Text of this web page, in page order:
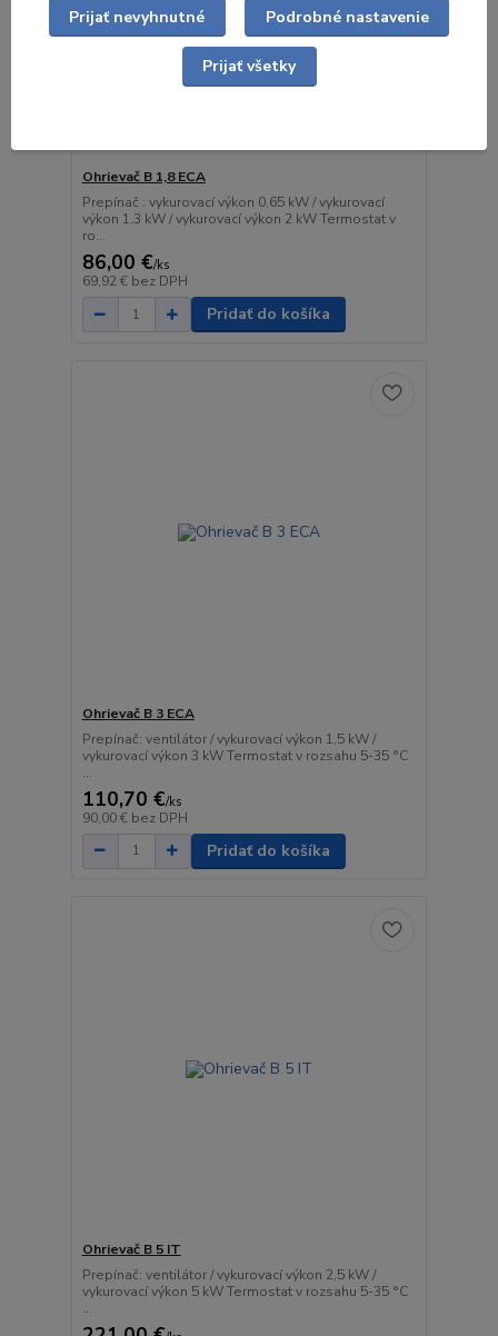
Ohrievač B 1,8 ECA
Prepínač : vykurovací výkon 0,65 kW / vykurovací
výkon 1,3 kW / vykurovací výkon 2 kW Termostat v
ro...
86,00 €/ks
69,92 € bez DPH
Pridať do košíka
Ohrievač B 3 ECA
Prepínač: ventilátor / vykurovací výkon 1,5 kW /
vykurovací výkon 3 kW Termostat v rozsahu 5-35 °C
...
110,70 €/ks
90,00 € bez DPH
Pridať do košíka
Ohrievač B 5 IT
Prepínač: ventilátor / vykurovací výkon 2,5 kW /
vykurovací výkon 5 kW Termostat v rozsahu 5-35 °C
...
Prijať nevyhnutné Podrobné nastavenie
Prijať všetky